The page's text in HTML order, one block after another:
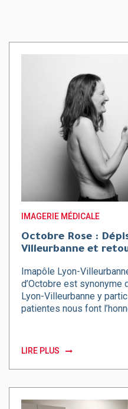
IMAGERIE MÉDICALE
Octobre Rose :
Villeurbanne et
Imapôle Lyon-
d’Octobre est synonyme
Lyon-Villeurbanne y
patientes nous font
LIRE PLUS